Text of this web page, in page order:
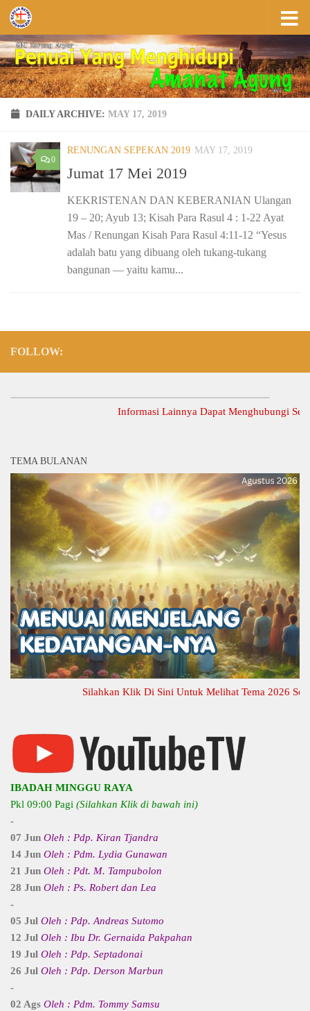
Skip to content
DAILY ARCHIVE: MAY 17, 2019
0
RENUNGAN SEPEKAN 2019 MAY 17, 2019
Jumat 17 Mei 2019
KEKRISTENAN DAN KEBERANIAN Ulangan
19 – 20; Ayub 13; Kisah Para Rasul 4 : 1-22 Ayat
Mas / Renungan Kisah Para Rasul 4:11-12 “Yesus
adalah batu yang dibuang oleh tukang-tukang
bangunan — yaitu kamu...
FOLLOW:
Informasi Lainnya Dapat Menghubungi
TEMA BULANAN
Silahkan Klik Di Sini Untuk Melihat Tema 2026
IBADAH MINGGU RAYA
Pkl 09:00 Pagi (Silahkan Klik di bawah ini)
-
07 Jun Oleh : Pdp. Kiran Tjandra
14 Jun Oleh : Pdm. Lydia Gunawan
21 Jun Oleh : Pdt. M. Tampubolon
28 Jun Oleh : Ps. Robert dan Lea
-
05 Jul Oleh : Pdp. Andreas Sutomo
12 Jul Oleh : Ibu Dr. Gernaida Pakpahan
19 Jul Oleh : Pdp. Septadonai
26 Jul Oleh : Pdp. Derson Marbun
-
02 Ags Oleh : Pdm. Tommy Samsu